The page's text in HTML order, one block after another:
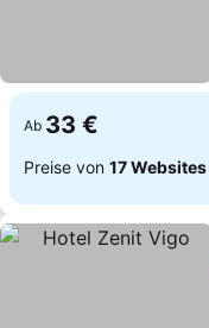
Ab 33 €
Preise von 17 Websites